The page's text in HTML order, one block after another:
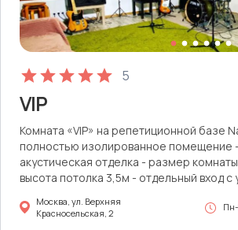
5
VIP
Комната «VIP» на репетиционной базе
полностью изолированное помещение
акустическая отделка - размер
высота потолка 3,5м - отдельный вход с
Порталы Electro-Voice ELX115P 1,6кВт •
Москва, ул. Верхняя
Красносельская, 2